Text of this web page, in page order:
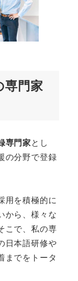
専門家
専門家とし
の分野で登録
用を積極的に
から、様々な
こで、私の専
日本語研修や
までをトータ